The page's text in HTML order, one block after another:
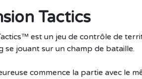
Tactics
est un jeu de contrôle de
se jouant sur un champ de bataille.
commence la partie avec le